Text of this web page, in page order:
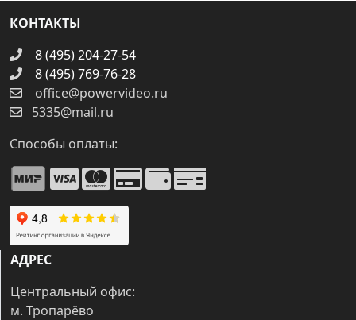
КОНТАКТЫ
8 (495) 204-27-54
8 (495) 769-76-28
office@powervideo.ru
5335@mail.ru
Способы оплаты:
АДРЕС
Центральный офис:
м. Тропарёво